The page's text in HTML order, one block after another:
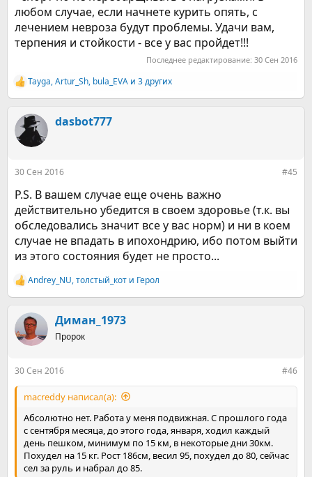
любом случае, если начнете курить опять, с
лечением невроза будут проблемы. Удачи вам,
терпения и стойкости - все у вас пройдет!!!
Последнее редактирование: 30 Сен 2016
Р
е
к
ц
и
Tayga,Artur_Sh, bula_EVA и 3 других
dasbot777
30 Сен 2016 #45
P.S. В вашем случае еще очень важно
действительно убедится в своем здоровье (т.к. вы
обследовались значит все у вас норм) и ни в коем
случае не впадать в ипохондрию, ибо потом выйти
из этого состояния будет не просто...
Р
е
к
ц
и
Andrey_NU,толстый_кот и Герол
Диман_1973
Пророк
30 Сен 2016 #46
macreddy написал(а):
Абсолютно нет. Работа у меня подвижная. С прошлого года
с сентября месяца, до этого года, января, ходил каждый
день пешком, минимум по 15 км, в некоторые дни 30км.
Похудел на 15 кг. Рост 186см, весил 95, похудел до 80, сейчас
сел за руль и набрал до 85.